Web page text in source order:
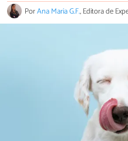
PorAna Maria G.F., Editora de